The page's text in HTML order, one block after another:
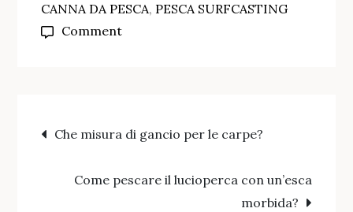
CANNA DA PESCA, PESCA SURFCASTING
Commenton
per
mare?
Navigazione
articoli
Che misura di gancio per le carpe?
Come pescare il lucioperca con un’esca
morbida?